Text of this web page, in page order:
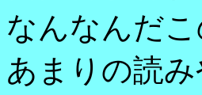
なんなんだ
あまりの読